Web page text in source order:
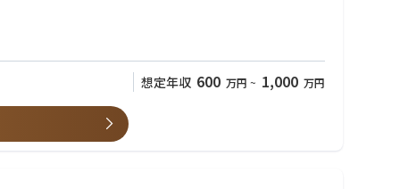
想定年収 600 万円 ~ 1,000 万円